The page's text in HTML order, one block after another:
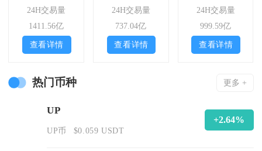
24H交易量
1411.56亿
查看详情
24H交易量
737.04亿
查看详情
24H交易量
999.59亿
查看详情
热门币种 更多 +
UP
UP币 $0.059 USDT
+2.64%